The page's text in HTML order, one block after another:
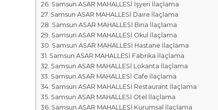
Samsun ASAR MAHALLESİ İşyeri İlaçlama
Samsun ASAR MAHALLESİ Daire İlaçlama
Samsun ASAR MAHALLESİ Bina İlaçlama
Samsun ASAR MAHALLESİ Okul İlaçlama
Samsun ASAR MAHALLESİ Hastane İlaçlama
Samsun ASAR MAHALLESİ Fabrika İlaçlama
Samsun ASAR MAHALLESİ Lokanta İlaçlama
Samsun ASAR MAHALLESİ Cafe İlaçlama
Samsun ASAR MAHALLESİ Restaurant İlaçlama
Samsun ASAR MAHALLESİ Otel İlaçlama
Samsun ASAR MAHALLESİ Kurumsal İlaçlama